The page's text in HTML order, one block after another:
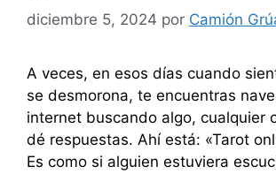
diciembre 5, 2024 por Camión
A veces, en esos días cuando
se desmorona, te encuentras
internet buscando algo, cualquier
dé respuestas. Ahí está: «Tarot
Es como si alguien estuviera